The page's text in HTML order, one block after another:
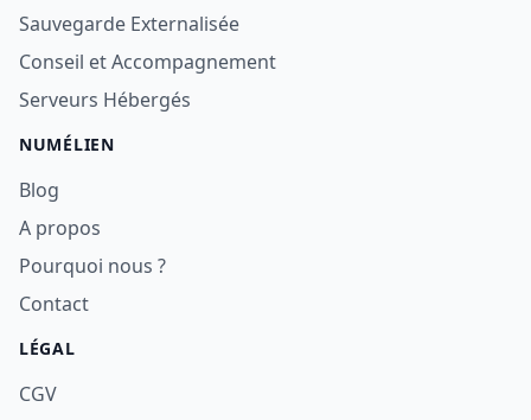
Sauvegarde Externalisée
Conseil et Accompagnement
Serveurs Hébergés
NUMÉLIEN
Blog
A propos
Pourquoi nous ?
Contact
LÉGAL
CGV